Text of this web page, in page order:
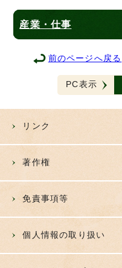
産業・仕事
前のページへ戻る
PC表示
リンク
著作権
免責事項等
個人情報の取り扱い